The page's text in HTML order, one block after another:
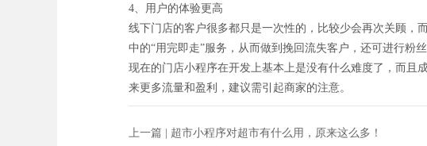
4、用户的体验更高
线下门店的客户很多都只是一次性的，比较少会再次关顾，
中的“用完即走”服务，从而做到挽回流失客户，还可进行粉
现在的门店小程序在开发上基本上是没有什么难度了，而且
来更多流量和盈利，建议需引起商家的注意。
上一篇 | 超市小程序对超市有什么用，原来这么多！